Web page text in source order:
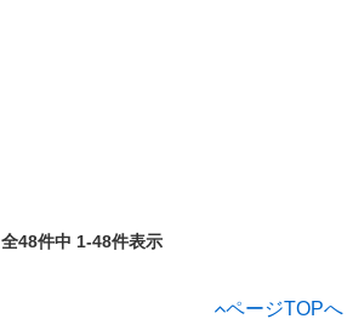
全48件中 1-48件表示
ページTOPへ